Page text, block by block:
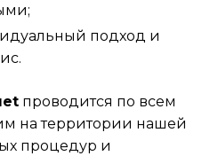
подход и
проводится по всем
на территории нашей
процедур и